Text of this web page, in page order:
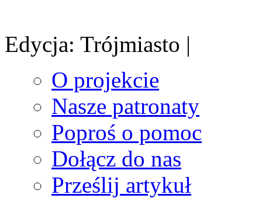
Edycja: Trójmiasto |
O projekcie
Nasze patronaty
Poproś o pomoc
Dołącz do nas
Prześlij artykuł